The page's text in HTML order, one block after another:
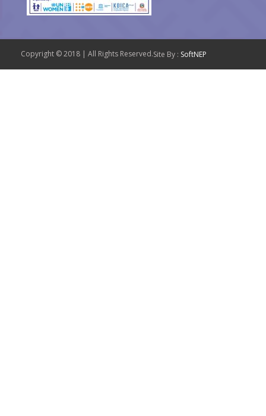
Copyright © 2018 | All Rights Reserved.Site By : SoftNEP